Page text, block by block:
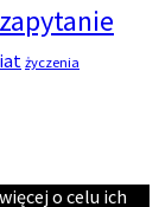
zapytanie
życzenia
o celu ich